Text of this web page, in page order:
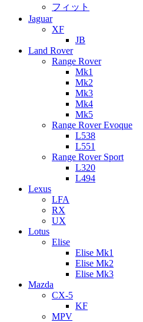
フィット
Jaguar
XF
JB
Land Rover
Range Rover
Mk1
Mk2
Mk3
Mk4
Mk5
Range Rover Evoque
L538
L551
Range Rover Sport
L320
L494
Lexus
LFA
RX
UX
Lotus
Elise
Elise Mk1
Elise Mk2
Elise Mk3
Mazda
CX-5
KF
MPV